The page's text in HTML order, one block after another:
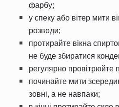
фарбу;
у спеку або вітер мити
розводи;
протирайте вікна
не буде збиратися
регулярно провітрюйте
починайте мити
зовні, а не навпаки;